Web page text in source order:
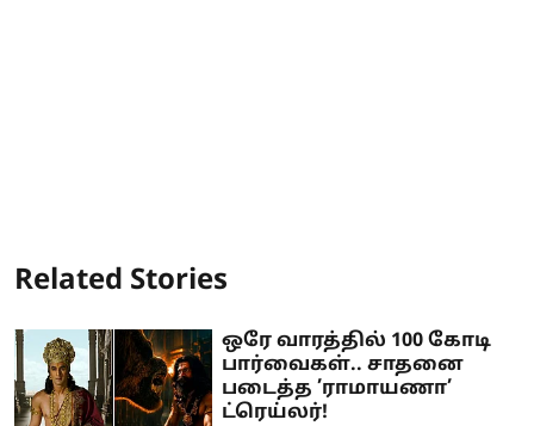
Related Stories
ஒரே வாரத்தில் 100 கோடி
பார்வைகள்.. சாதனை
படைத்த ’ராமாயணா’
ட்ரெய்லர்!